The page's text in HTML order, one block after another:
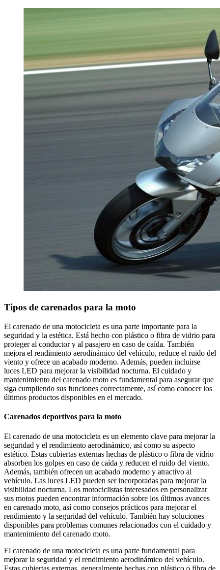
Tipos de carenados para la moto
El carenado de una motocicleta es una parte importante para la
seguridad y la estética. Está hecho con plástico o fibra de vidrio para
proteger al conductor y al pasajero en caso de caída. También
mejora el rendimiento aerodinámico del vehículo, reduce el ruido del
viento y ofrece un acabado moderno. Además, pueden incluirse
luces LED para mejorar la visibilidad nocturna. El cuidado y
mantenimiento del carenado moto es fundamental para asegurar que
siga cumpliendo sus funciones correctamente, así como conocer los
últimos productos disponibles en el mercado.
Carenados deportivos para la moto
El carenado de una motocicleta es un elemento clave para mejorar la
seguridad y el rendimiento aerodinámico, así como su aspecto
estético. Estas cubiertas externas hechas de plástico o fibra de vidrio
absorben los golpes en caso de caída y reducen el ruido del viento.
Además, también ofrecen un acabado moderno y atractivo al
vehículo. Las luces LED pueden ser incorporadas para mejorar la
visibilidad nocturna. Los motociclistas interesados en personalizar
sus motos pueden encontrar información sobre los últimos avances
en carenado moto, así como consejos prácticos para mejorar el
rendimiento y la seguridad del vehículo. También hay soluciones
disponibles para problemas comunes relacionados con el cuidado y
mantenimiento del carenado moto.
El carenado de una motocicleta es una parte fundamental para
mejorar la seguridad y el rendimiento aerodinámico del vehículo.
Estas cubiertas externas, generalmente hechas con plástico o fibra de